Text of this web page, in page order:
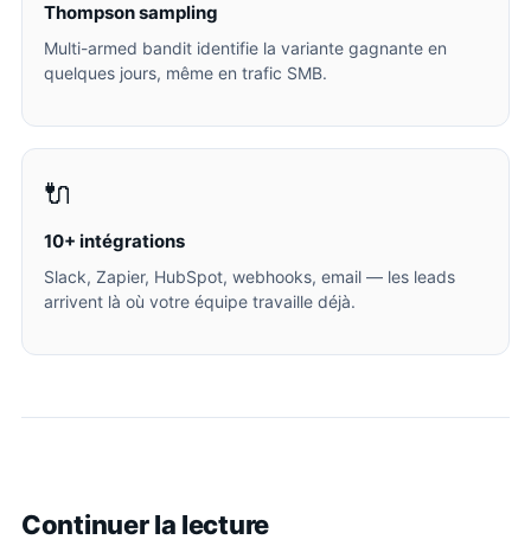
Thompson sampling
Multi-armed bandit identifie la variante gagnante en
quelques jours, même en trafic SMB.
🔌
10+ intégrations
Slack, Zapier, HubSpot, webhooks, email — les leads
arrivent là où votre équipe travaille déjà.
Continuer la lecture